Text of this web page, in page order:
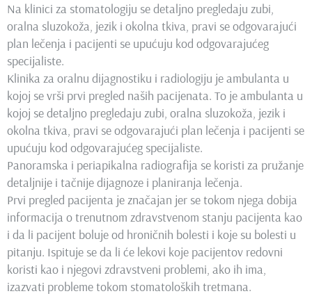
Na klinici za stomatologiju se detaljno pregledaju zubi,
oralna sluzokoža, jezik i okolna tkiva, pravi se odgovarajući
plan lečenja i pacijenti se upućuju kod odgovarajućeg
specijaliste.
Klinika za oralnu dijagnostiku i radiologiju je ambulanta u
kojoj se vrši prvi pregled naših pacijenata. To je ambulanta u
kojoj se detaljno pregledaju zubi, oralna sluzokoža, jezik i
okolna tkiva, pravi se odgovarajući plan lečenja i pacijenti se
upućuju kod odgovarajućeg specijaliste.
Panoramska i periapikalna radiografija se koristi za pružanje
detaljnije i tačnije dijagnoze i planiranja lečenja.
Prvi pregled pacijenta je značajan jer se tokom njega dobija
informacija o trenutnom zdravstvenom stanju pacijenta kao
i da li pacijent boluje od hroničnih bolesti i koje su bolesti u
pitanju. Ispituje se da li će lekovi koje pacijentov redovni
koristi kao i njegovi zdravstveni problemi, ako ih ima,
izazvati probleme tokom stomatoloških tretmana.